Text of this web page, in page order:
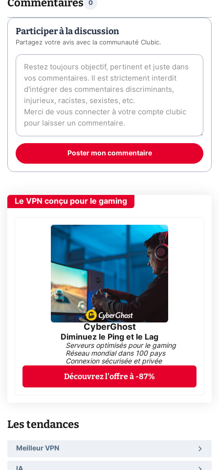
Commentaires 0
Participer à la discussion
Partagez votre avis avec la communauté Clubic.
Poster mon commentaire
Le VPN conçu pour le gaming
CyberGhost
Diminuez le Ping et le Lag
Serveurs optimisés pour le gaming
Réseau mondial dans 100 pays
Connexion sécurisée et privée
Découvrez l'offre à -87%
Les tendances
Meilleur VPN